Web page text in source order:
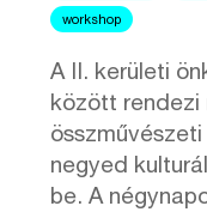
workshop
A II. kerületi
között rendezi
negyed
be. A